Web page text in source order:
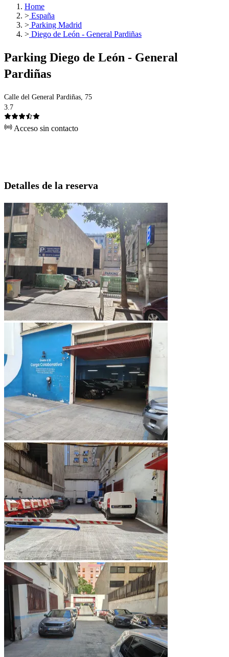
Home
> España
> Parking Madrid
> Diego de León - General Pardiñas
Parking Diego de León - General
Pardiñas
Calle del General Pardiñas, 75
3.7
Acceso sin contacto
Detalles de la reserva